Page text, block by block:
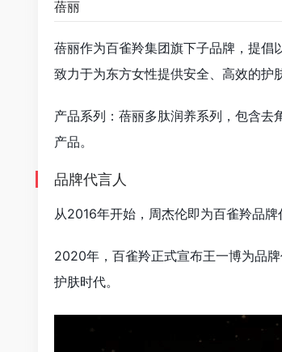
蓓丽
蓓丽作为百雀羚集团旗下子品牌，提倡
致力于为东方女性提供安全、高效的护
产品系列：蓓丽多肽润养系列，包含
产品。
品牌代言人
从2016年开始，周杰伦即为百雀羚品
2020年，百雀羚正式宣布王一博为品
护肤时代。